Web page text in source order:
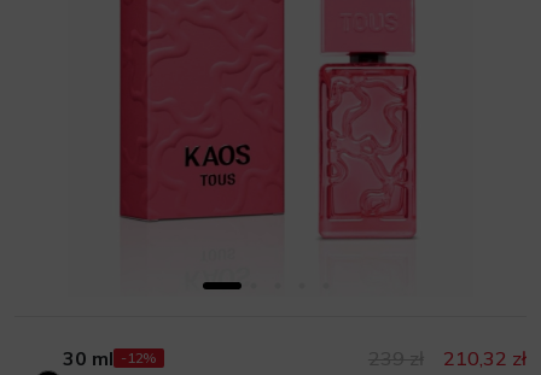
30 ml -12% 210,32 zł